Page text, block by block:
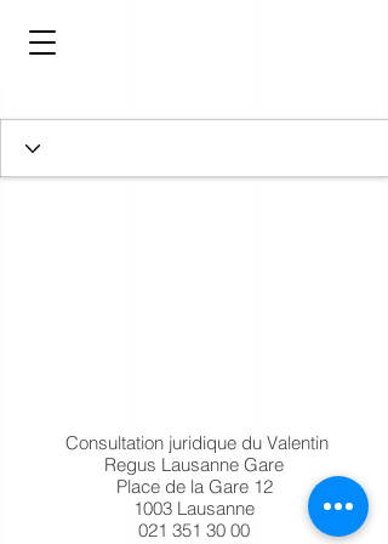
Consultation juridique du Valentin
Regus Lausanne Gare
Place de la Gare 12
1003 Lausanne
021 351 30 00